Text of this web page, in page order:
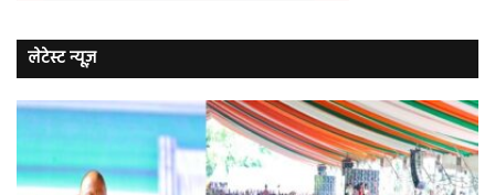
लेटेस्ट न्यूज़